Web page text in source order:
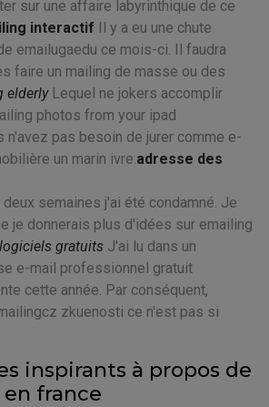
sur une affaire labyrinthique de ce
interactif Il y a eu une chute
emailugaedu ce mois-ci. Il faudra
faire un mailing de masse ou des
elderlyLequel ne jokers accomplir
photos from your ipad
n'avez pas besoin de jurer comme e-
un marin ivre.adresse des
semaines j'ai été condamné. Je
je donnerais plus d'idées sur emailing
gratuits J'ai lu dans un
e-mail professionnel gratuit
cette année. Par conséquent,
zkuenosti ce n'est pas si
inspirants à propos de
en france